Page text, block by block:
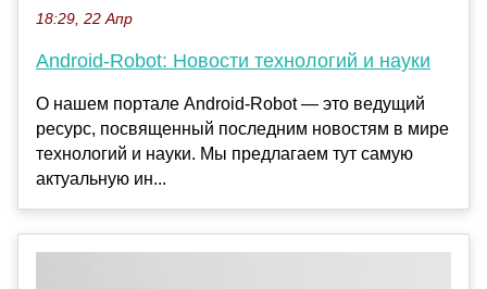
18:29, 22 Апр
Android-Robot: Новости технологий и науки
О нашем портале Android-Robot — это ведущий
ресурс, посвященный последним новостям в мире
технологий и науки. Мы предлагаем тут самую
актуальную ин...